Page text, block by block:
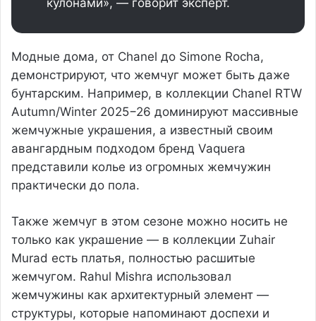
Модные дома, от Chanel до Simone Rocha,
демонстрируют, что жемчуг может быть даже
бунтарским. Например, в коллекции Chanel RTW
Autumn/Winter 2025−26 доминируют массивные
жемчужные украшения, а известный своим
авангардным подходом бренд Vaquera
представили колье из огромных жемчужин
практически до пола.
Также жемчуг в этом сезоне можно носить не
только как украшение — в коллекции Zuhair
Murad есть платья, полностью расшитые
жемчугом. Rahul Mishra использовал
жемчужины как архитектурный элемент —
структуры, которые напоминают доспехи и